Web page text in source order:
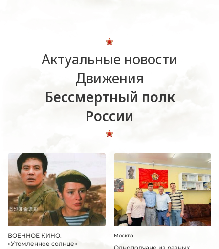
Актуальные новости
Движения
Бессмертный полк
России
ВОЕННОЕ КИНО.
«Утомленное солнце»
Москва
Однополчане из разных